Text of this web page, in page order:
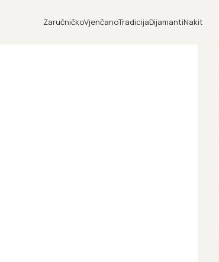
ZaručničkoVjenčanoTradicijaDijamantiNakit